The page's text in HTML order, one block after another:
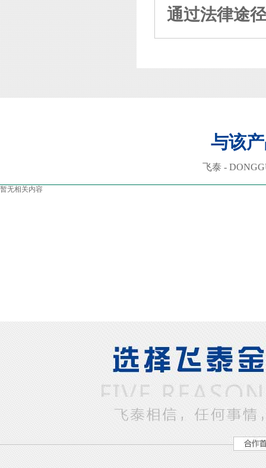
通过法律途
与该
飞泰 -
暂无相关内容